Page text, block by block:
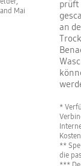
Mai
prüft
an
*
**
die